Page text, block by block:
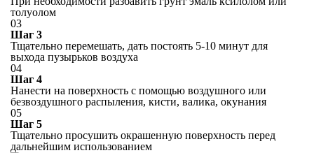
толуолом
03
Шаг 3
Тщательно перемешать, дать постоять 5-10 минут для
выхода пузырьков воздуха
04
Шаг 4
Нанести на поверхность с помощью воздушного или
безвоздушного распыления, кисти, валика, окунания
05
Шаг 5
Тщательно просушить окрашенную поверхность перед
дальнейшим использованием